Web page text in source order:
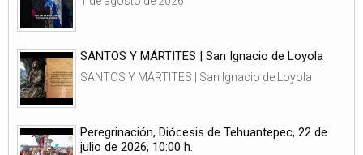
SANTOS Y MÁRTITES | San Ignacio de Loyola
SANTOS Y MÁRTITES | San Ignacio de Loyola
Peregrinación, Diócesis de Tehuantepec, 22 de
julio de 2026, 10:00 h.